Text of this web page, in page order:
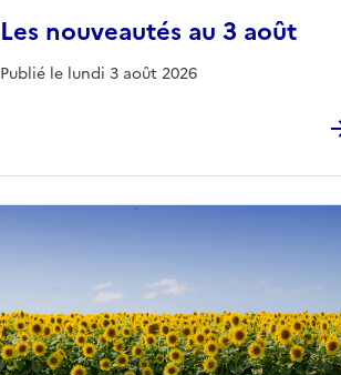
Les nouveautés au 3 août
Publié le lundi 3 août 2026